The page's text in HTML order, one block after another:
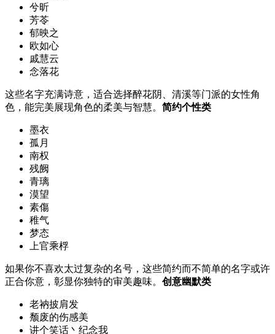
兮昕
芳苓
郁映之
欧如心
戚慧云
念落花
这些名字充满诗意，适合选择醉花阴、清溪等门派的女性角
色，能完美展现角色的柔美与智慧。 简约个性类
墨衣
孤月
南权
残阙
青璃
漠望
素傷
稚气
梦态
上官乘桴
如果你不喜欢太过复杂的名号，这些简约而不简单的名字或许
正合你意，彰显你独特的审美趣味。 创意幽默类
老衲披肩发
颓废的伤感美
讲个笑话丶纪念我